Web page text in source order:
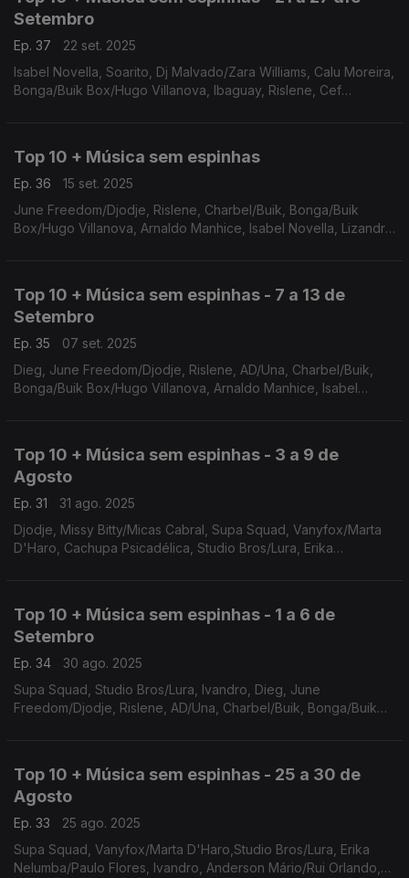
Setembro
Ep. 37
22 set. 2025
Isabel Novella, Soarito, Dj Malvado/Zara Williams, Calu Moreira,
Bonga/Buik Box/Hugo Villanova, Ibaguay, Rislene, Cef
Top 10 + Música sem espinhas
Ep. 36
15 set. 2025
June Freedom/Djodje, Rislene, Charbel/Buik, Bonga/Buik
Box/Hugo Villanova, Arnaldo Manhice, Isabel Novella, Lizandro
Top 10 + Música sem espinhas - 7 a 13 de
Setembro
Ep. 35
07 set. 2025
Dieg, June Freedom/Djodje, Rislene, AD/Una, Charbel/Buik,
Bonga/Buik Box/Hugo Villanova, Arnaldo Manhice, Isabel
Top 10 + Música sem espinhas - 3 a 9 de
Agosto
Ep. 31
31 ago. 2025
Djodje, Missy Bitty/Micas Cabral, Supa Squad, Vanyfox/Marta
D'Haro, Cachupa Psicadélica, Studio Bros/Lura, Erika
Top 10 + Música sem espinhas - 1 a 6 de
Setembro
Ep. 34
30 ago. 2025
Supa Squad, Studio Bros/Lura, Ivandro, Dieg, June
Freedom/Djodje, Rislene, AD/Una, Charbel/Buik, Bonga/Buik
Top 10 + Música sem espinhas - 25 a 30 de
Agosto
Ep. 33
25 ago. 2025
Supa Squad, Vanyfox/Marta D'Haro,Studio Bros/Lura, Erika
Nelumba/Paulo Flores, Ivandro, Anderson Mário/Rui Orlando,